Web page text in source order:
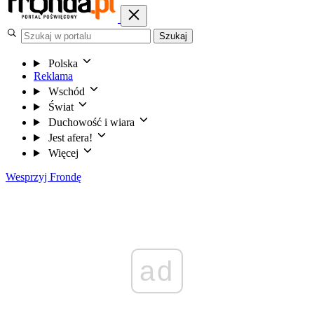
Szukaj
Polska
Reklama
Wschód
Świat
Duchowość i wiara
Jest afera!
Więcej
Wesprzyj Frondę
ad